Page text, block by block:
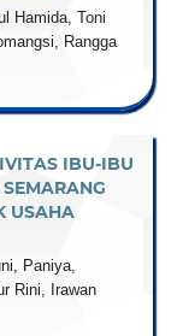
Hamida, Toni
Rangga
IBU-IBU
USAHA
Paniya,
Rini, Irawan